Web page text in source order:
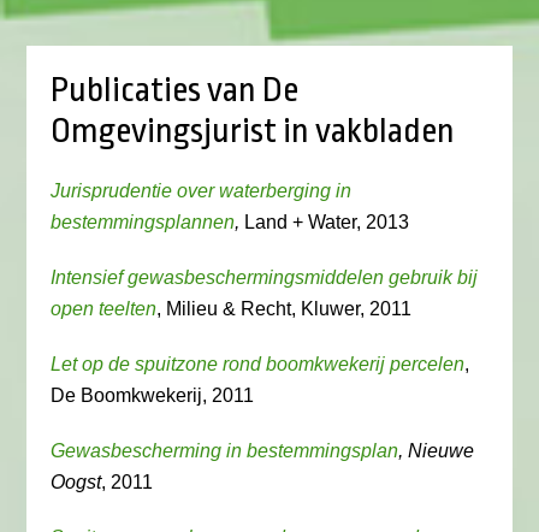
Publicaties van De
Omgevingsjurist in vakbladen
Jurisprudentie over waterberging in
bestemmingsplannen, Land + Water, 2013
Intensief gewasbeschermingsmiddelen gebruik bij
open teelten, Milieu & Recht, Kluwer, 2011
Let op de spuitzone rond boomkwekerij percelen,
De Boomkwekerij, 2011
Gewasbescherming in bestemmingsplan, Nieuwe
Oogst, 2011